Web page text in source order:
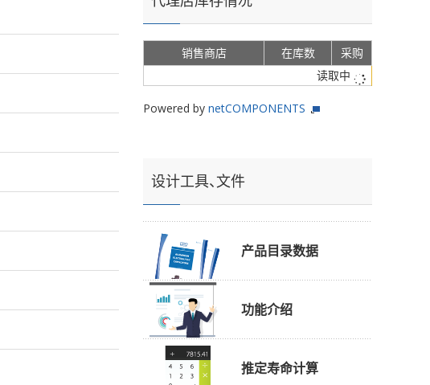
销售商店 在库数
采购
读取中
Powered by netCOMPONENTS
设计工具、文件
产品目录数据
功能介绍
推定寿命计算